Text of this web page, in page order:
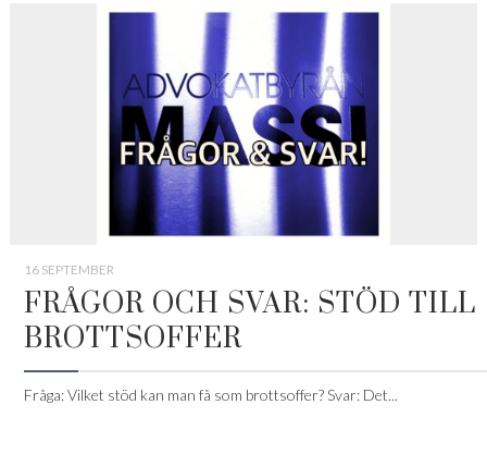
16 SEPTEMBER
FRÅGOR OCH SVAR: STÖD TILL
BROTTSOFFER
Fråga: Vilket stöd kan man få som brottsoffer? Svar: Det...